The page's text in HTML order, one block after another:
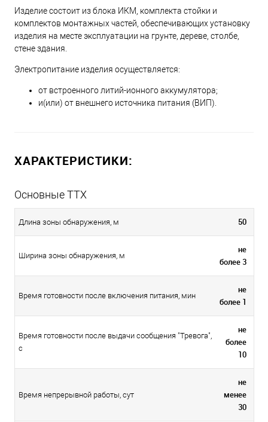
Изделие состоит из блока ИКМ, комплекта стойки и
комплектов монтажных частей, обеспечивающих установку
изделия на месте эксплуатации на грунте, дереве, столбе,
стене здания.
Электропитание изделия осуществляется:
от встроенного литий-ионного аккумулятора;
и(или) от внешнего источника питания (ВИП).
ХАРАКТЕРИСТИКИ:
Основные ТТХ
Длина зоны обнаружения, м 50
Ширина зоны обнаружения, м
не
более 3
Время готовности после включения питания, мин
не
более 1
Время готовности после выдачи сообщения "Тревога",
с
не
более
10
Время непрерывной работы, сут
не
менее
30